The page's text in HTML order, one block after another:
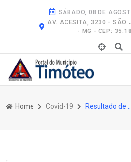
SÁBADO, 08 DE
AV. ACESITA, 3230 - SÃO
- MG - CEP:
Home Covid-19